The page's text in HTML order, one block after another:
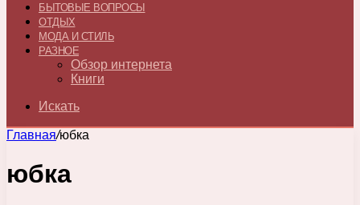
БЫТОВЫЕ ВОПРОСЫ
ОТДЫХ
МОДА И СТИЛЬ
РАЗНОЕ
Обзор интернета
Книги
Искать
Главная/юбка
юбка